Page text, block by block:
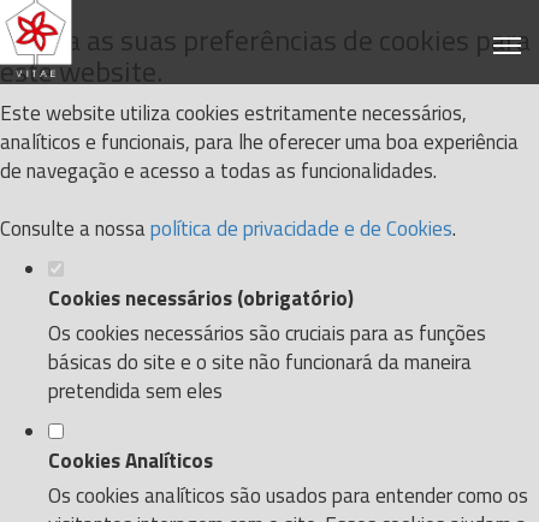
Defina as suas preferências de cookies para
este website.
Este website utiliza cookies estritamente necessários,
analíticos e funcionais, para lhe oferecer uma boa experiência
de navegação e acesso a todas as funcionalidades.
Consulte a nossapolítica de privacidade e de Cookies.
Cookies necessários (obrigatório)
Os cookies necessários são cruciais para as funções
básicas do site e o site não funcionará da maneira
pretendida sem eles
Cookies Analíticos
Os cookies analíticos são usados para entender como os